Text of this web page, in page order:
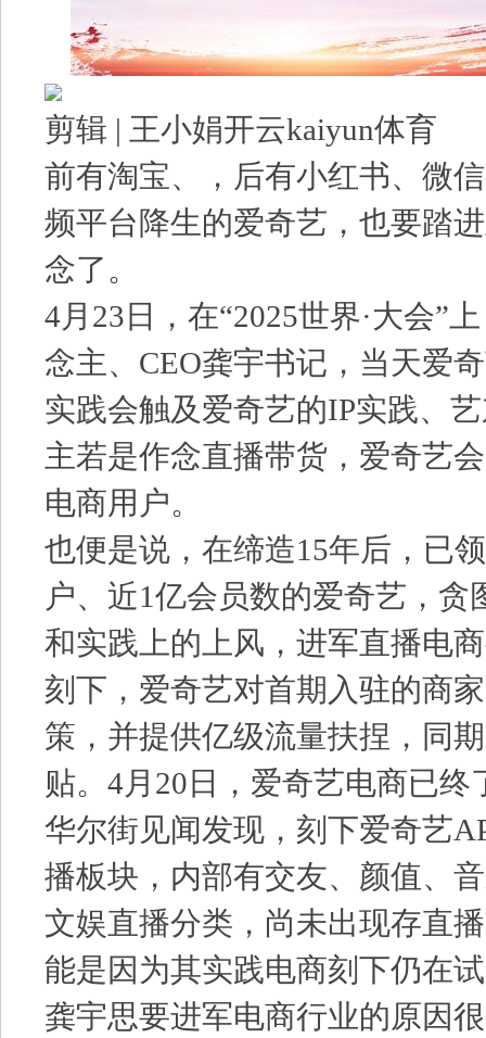
剪辑 | 王小娟开云kaiyun体育
前有淘宝、，后有小红书、微
频平台降生的爱奇艺，也要踏
念了。
4月23日，在“2025世界·大会”
念主、CEO龚宇书记，当天爱
实践会触及爱奇艺的IP实践、
主若是作念直播带货，爱奇艺
电商用户。
也便是说，在缔造15年后，已
户、近1亿会员数的爱奇艺，贪
和实践上的上风，进军直播电
刻下，爱奇艺对首期入驻的商
策，并提供亿级流量扶捏，同
贴。4月20日，爱奇艺电商已终
华尔街见闻发现，刻下爱奇艺
播板块，内部有交友、颜值、
文娱直播分类，尚未出现存直
能是因为其实践电商刻下仍在
龚宇思要进军电商行业的原因